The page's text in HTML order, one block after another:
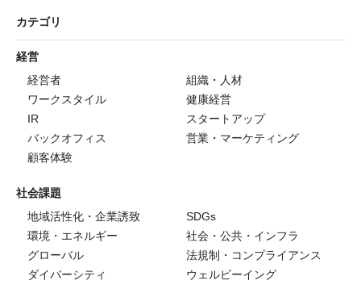
カテゴリ
経営
経営者
組織・人材
ワークスタイル
健康経営
IR
スタートアップ
バックオフィス
営業・マーケティング
顧客体験
社会課題
地域活性化・企業誘致
SDGs
環境・エネルギー
社会・公共・インフラ
グローバル
法規制・コンプライアンス
ダイバーシティ
ウェルビーイング